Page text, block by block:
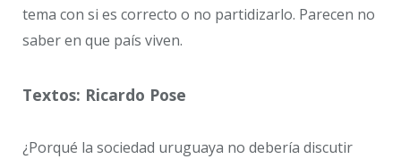
tema con si es correcto o no partidizarlo. Parecen no
saber en que país viven.
Textos: Ricardo Pose
¿Porqué la sociedad uruguaya no debería discutir